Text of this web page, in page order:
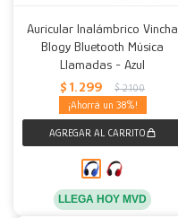
Auricular Inalámbrico Vincha
Blogy Bluetooth Música
Llamadas - Azul
$ 1.299 $ 2.100
38
LLEGA HOY MVD